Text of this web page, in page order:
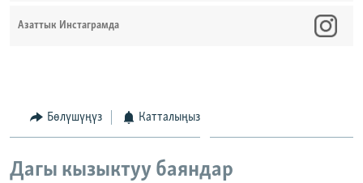
Азаттык Инстаграмда
Бөлүшүңүз Катталыңыз
Дагы кызыктуу баяндар